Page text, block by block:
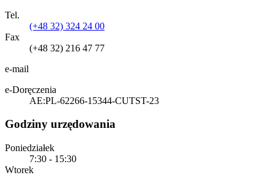
Tel.
(+48 32) 324 24 00
Fax
(+48 32) 216 47 77
e-mail
e-Doręczenia
AE:PL-62266-15344-CUTST-23
Godziny urzędowania
Poniedziałek
7:30 - 15:30
Wtorek